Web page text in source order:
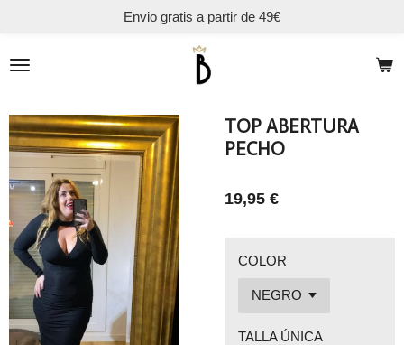
contenido
Envio gratis a partir de 49€
TOP ABERTURA
PECHO
19,95 €
COLOR
TALLA ÚNICA